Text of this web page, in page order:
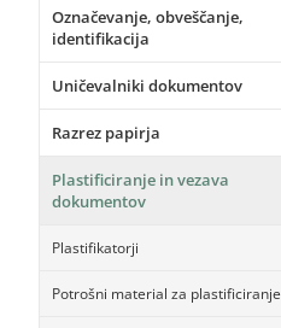
Označevanje, obveščanje,
identifikacija
Uničevalniki dokumentov
Razrez papirja
Plastificiranje in vezava
dokumentov
Plastifikatorji
Potrošni material za plastificiranje